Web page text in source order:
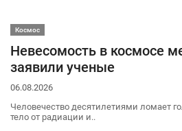
Космос
Невесомость в космосе
заявили ученые
06.08.2026
Человечество десятилетиями ломает
тело от радиации и..